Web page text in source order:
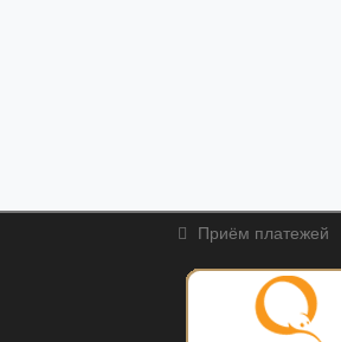
Приём платежей